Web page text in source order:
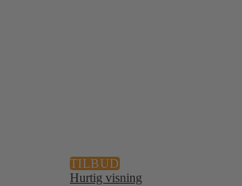
TILBUD
Hurtig visning